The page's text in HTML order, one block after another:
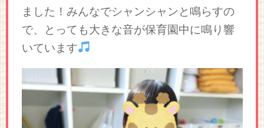
ました！みんなでシャンシャンと鳴らすの
で、とっても大きな音が保育園中に鳴り響
いています